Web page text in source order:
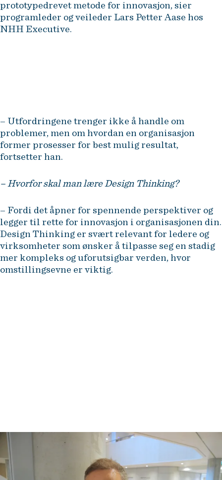
prototypedrevet metode for innovasjon, sier
programleder og veileder Lars Petter Aase hos
NHH Executive.
– Utfordringene trenger ikke å handle om
problemer, men om hvordan en organisasjon
former prosesser for best mulig resultat,
fortsetter han.
– Hvorfor skal man lære Design Thinking?
– Fordi det åpner for spennende perspektiver og
legger til rette for innovasjon i organisasjonen din.
Design Thinking er svært relevant for ledere og
virksomheter som ønsker å tilpasse seg en stadig
mer kompleks og uforutsigbar verden, hvor
omstillingsevne er viktig.